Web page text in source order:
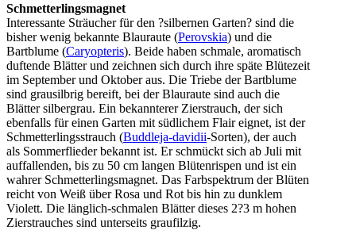
Schmetterlingsmagnet
Interessante Sträucher für den ?silbernen Garten? sind die
bisher wenig bekannte Blauraute (Perovskia) und die
Bartblume (Caryopteris). Beide haben schmale, aromatisch
duftende Blätter und zeichnen sich durch ihre späte Blütezeit
im September und Oktober aus. Die Triebe der Bartblume
sind grausilbrig bereift, bei der Blauraute sind auch die
Blätter silbergrau. Ein bekannterer Zierstrauch, der sich
ebenfalls für einen Garten mit südlichem Flair eignet, ist der
Schmetterlingsstrauch (Buddleja-davidii-Sorten), der auch
als Sommerflieder bekannt ist. Er schmückt sich ab Juli mit
auffallenden, bis zu 50 cm langen Blütenrispen und ist ein
wahrer Schmetterlingsmagnet. Das Farbspektrum der Blüten
reicht von Weiß über Rosa und Rot bis hin zu dunklem
Violett. Die länglich-schmalen Blätter dieses 2?3 m hohen
Zierstrauches sind unterseits graufilzig.